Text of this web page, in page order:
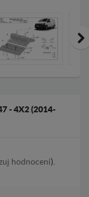
- 4X2 (2014-
hodnocení).